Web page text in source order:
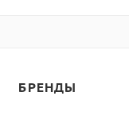
БРЕНДЫ